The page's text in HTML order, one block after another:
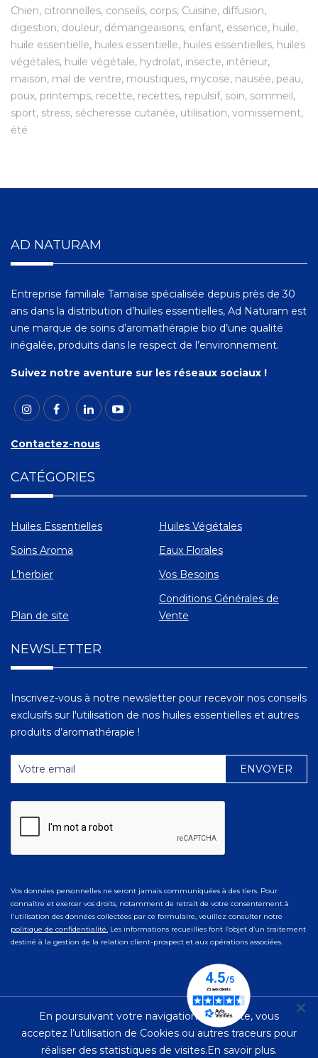
Chien citronnelles conseils corps Cuisine diffusion
digestion douleur démangeaisons enfant essence huile
huile essentielle huiles essentielle huiles essentielles huiles
végétales huile végétale hydrolat insecte intérieur
maison mal de ventre moustiques mycose nausée peau
poux printemps recette recettes repulsif soin sommeil
sport stress sécheresse cutanée utilisation vomissement
été
AD NATURAM
Entreprise familiale Tarnaise spécialisée depuis près de 30
ans dans la distribution d’huiles essentielles, Ad Naturam est
une marque de soins d’aromathérapie bio d’une qualité
inégalée, produits dans le respect de l’environnement.
Suivez notre aventure sur les réseaux sociaux !
Contactez-nous
CATÉGORIES
Huiles Essentielles
Huiles Végétales
Soins Aroma
Eaux Florales
L’herbier
Vos Besoins
Plan de site
Conditions Générales de
Vente
NEWSLETTER
Inscrivez-vous à notre newsletter pour recevoir nos conseils
exclusifs sur l'utilisation de nos huiles essentielles et autres
produits d’aromathérapie !
Vos données personnelles ne seront jamais communiquées à des tiers. Pour
connaître et exercer vos droits, notamment de retrait de votre consentement à
l’utilisation des données collectées par ce formulaire, veuillez consulter notre
politique de confidentialité. Les informations recueillies font l’objet d’un traitement
destiné à la gestion de la relation client-prospect et aux opérations associées.
© 2023 Ad Naturam | Mentions Légales|Politique de
Confidentialité
En poursuivant votre navigation sur ce site, vous
acceptez l’utilisation de Cookies ou autres traceurs pour
réaliser des statistiques de visites.En savoir plus.